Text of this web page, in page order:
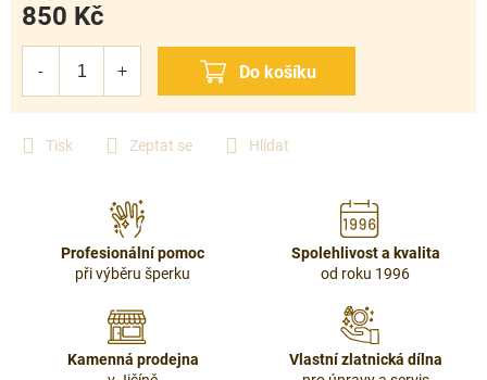
Tisk Zeptat se Hlídat
850 Kč
Profesionální pomoc
při výběru šperku
Spolehlivost a kvalita
od roku 1996
Kamenná prodejna
Vlastní zlatnická dílna